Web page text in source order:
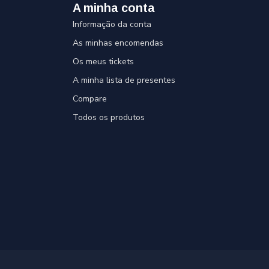
A minha conta
Informação da conta
As minhas encomendas
Os meus tickets
A minha lista de presentes
Compare
Todos os produtos